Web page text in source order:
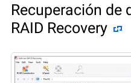
Recuperación de
RAID Recovery